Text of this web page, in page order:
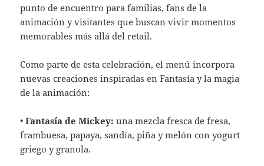
punto de encuentro para familias, fans de la
animación y visitantes que buscan vivir momentos
memorables más allá del retail.
Como parte de esta celebración, el menú incorpora
nuevas creaciones inspiradas en Fantasía y la magia
de la animación:
•Fantasía de Mickey: una mezcla fresca de fresa,
frambuesa, papaya, sandía, piña y melón con yogurt
griego y granola.